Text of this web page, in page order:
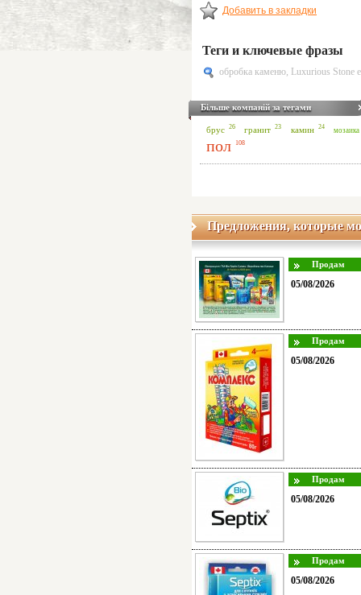
Добавить в закладки
Теги и ключевые фразы
обробка каменю, Luxurious Stone
Більше компаній за тегами
брус 26 гранит 23 камин 24 мозаика
пол 108
Предложения, которые
05/08/2026
05/08/2026
05/08/2026
05/08/2026